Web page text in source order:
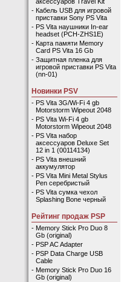
- Кабель USB для игровой
приставки Sony PS Vita
- PS Vita наушники In-ear
headset (PCH-ZHS1E)
- Карта памяти Memory
Card PS Vita 16 Gb
- Защитная пленка для
игровой приставки PS Vita
(nn-01)
Новинки PSV
- PS Vita 3G/Wi-Fi 4 gb
Motorstorm Wipeout 2048
- PS Vita Wi-Fi 4 gb
Motorstorm Wipeout 2048
- PS Vita набор
аксессуаров Deluxe Set
12 in 1 (00114134)
- PS Vita внешний
аккумулятор
- PS Vita Mini Metal Stylus
Pen серебристый
- PS Vita сумка чехол
Splashing Bone черный
Рейтинг продаж PSP
- Memory Stick Pro Duo 8
Gb (original)
- PSP AC Adapter
- PSP Data Charge USB
Cable
- Memory Stick Pro Duo 16
Gb (original)